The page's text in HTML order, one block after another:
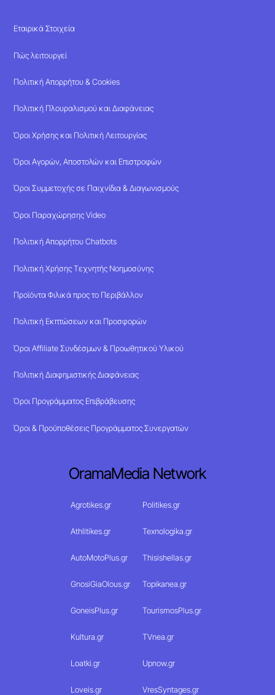
Εταιρικά Στοιχεία
Πώς λειτουργεί
Πολιτική Απορρήτου & Cookies
Πολιτική Πλουραλισμού και Διαφάνειας
Όροι Χρήσης και Πολιτική Λειτουργίας
Όροι Αγορών, Αποστολών και Επιστροφών
Όροι Συμμετοχής σε Παιχνίδια & Διαγωνισμούς
Όροι Παραχώρησης Video
Πολιτική Απορρήτου Chatbots
Πολιτική Χρήσης Τεχνητής Νοημοσύνης
Προϊόντα Φιλικά προς το Περιβάλλον
Πολιτική Εκπτώσεων και Προσφορών
Όροι Affiliate Συνδέσμων & Προωθητικού Υλικού
Πολιτική Διαφημιστικής Διαφάνειας
Όροι Προγράμματος Επιβράβευσης
Όροι & Προϋποθέσεις Προγράμματος Συνεργατών
OramaMedia Network
Agrotikes.gr Politikes.gr
Athlitikes.gr Texnologika.gr
AutoMotoPlus.gr Thisishellas.gr
GnosiGiaOlous.gr Topikanea.gr
GoneisPlus.gr TourismosPlus.gr
Kultura.gr TVnea.gr
Loatki.gr Upnow.gr
Loveis.gr VresSyntages.gr